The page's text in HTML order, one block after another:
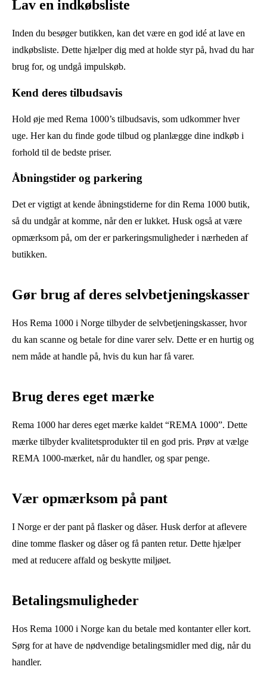
Lav en indkøbsliste
Inden du besøger butikken, kan det være en god idé at lave en
indkøbsliste. Dette hjælper dig med at holde styr på, hvad du har
brug for, og undgå impulskøb.
Kend deres tilbudsavis
Hold øje med Rema 1000’s tilbudsavis, som udkommer hver
uge. Her kan du finde gode tilbud og planlægge dine indkøb i
forhold til de bedste priser.
Åbningstider og parkering
Det er vigtigt at kende åbningstiderne for din Rema 1000 butik,
så du undgår at komme, når den er lukket. Husk også at være
opmærksom på, om der er parkeringsmuligheder i nærheden af
butikken.
Gør brug af deres selvbetjeningskasser
Hos Rema 1000 i Norge tilbyder de selvbetjeningskasser, hvor
du kan scanne og betale for dine varer selv. Dette er en hurtig og
nem måde at handle på, hvis du kun har få varer.
Brug deres eget mærke
Rema 1000 har deres eget mærke kaldet “REMA 1000”. Dette
mærke tilbyder kvalitetsprodukter til en god pris. Prøv at vælge
REMA 1000-mærket, når du handler, og spar penge.
Vær opmærksom på pant
I Norge er der pant på flasker og dåser. Husk derfor at aflevere
dine tomme flasker og dåser og få panten retur. Dette hjælper
med at reducere affald og beskytte miljøet.
Betalingsmuligheder
Hos Rema 1000 i Norge kan du betale med kontanter eller kort.
Sørg for at have de nødvendige betalingsmidler med dig, når du
handler.